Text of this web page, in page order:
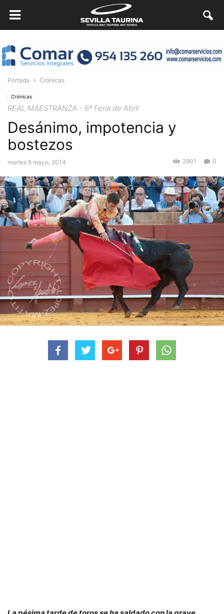
Portada Crónicas
Crónicas
REAL MAESTRANZA - 6ª Feria de Abril
Desánimo, impotencia y
bostezos
martes 6 mayo, 2014 0
2901